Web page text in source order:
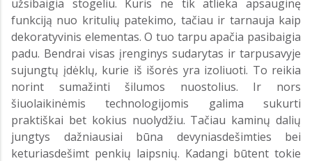
užsibaigia stogeliu. Kuris ne tik atlieka apsauginę
funkciją nuo kritulių patekimo, tačiau ir tarnauja kaip
dekoratyvinis elementas. O tuo tarpu apačia pasibaigia
padu. Bendrai visas įrenginys sudarytas ir tarpusavyje
sujungtų įdėklų, kurie iš išorės yra izoliuoti. To reikia
norint sumažinti šilumos nuostolius. Ir nors
šiuolaikinėmis technologijomis galima sukurti
praktiškai bet kokius nuolydžiu. Tačiau kaminų dalių
jungtys dažniausiai būna devyniasdešimties bei
keturiasdešimt penkių laipsnių. Kadangi būtent tokie